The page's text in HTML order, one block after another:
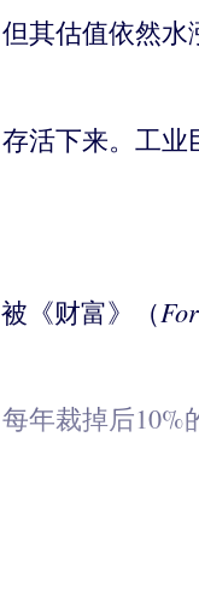
其估值依然水
活下来。工业
《财富》（
年裁掉后10%